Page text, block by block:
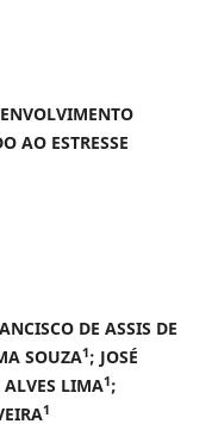
AO ESTRESSE
DE ASSIS DE
SOUZA1; JOSÉ
LIMA1;
1